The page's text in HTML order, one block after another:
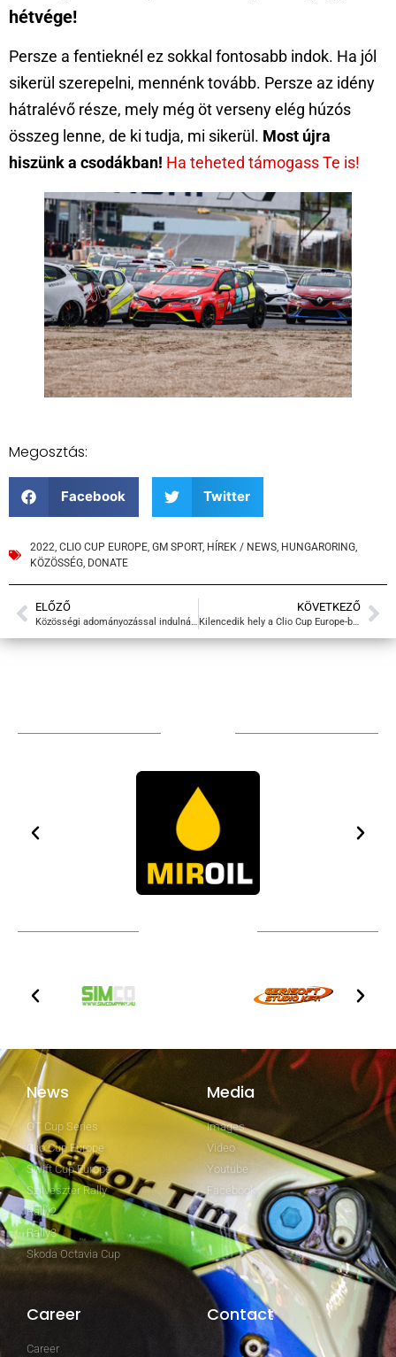
hétvége!
Persze a fentieknél ez sokkal fontosabb indok. Ha jól
sikerül szerepelni, mennénk tovább. Persze az idény
hátralévő része, mely még öt verseny elég húzós
összeg lenne, de ki tudja, mi sikerül. Most újra
hiszünk a csodákban! Ha teheted támogass Te is!
Megosztás:
Facebook Twitter
2022 CLIO CUP EUROPE GM SPORT, HÍREK / NEWS HUNGARORING
KÖZÖSSÉG DONATE
ELŐZŐ
Közösségi adományozással indulnánk a Clio Cup Europe-ban
KÖVETKEZŐ
Kilencedik hely a Clio Cup Europe-ban
News
GT Cup Series
Clio Cup Europe
Swift Cup Europe
Szilveszter Rally
Rally2
Rally3
Skoda Octavia Cup
Media
Images
Video
Youtube
Facebook
Career
Career
Contact